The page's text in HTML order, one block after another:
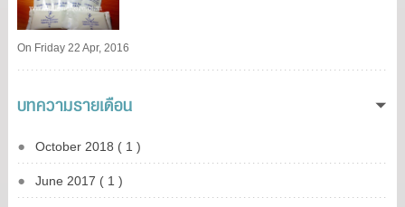
On Friday 22 Apr, 2016
บทความรายเดือน
October 2018 ( 1 )
June 2017 ( 1 )